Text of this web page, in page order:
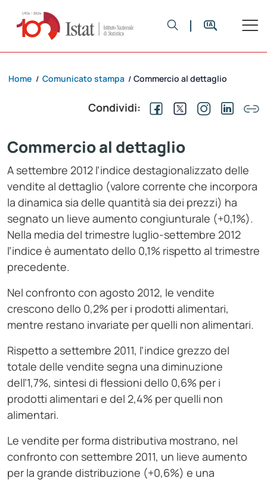
Home / Comunicato stampa / Commercio al dettaglio
Condividi:
Commercio al dettaglio
A settembre 2012 l’indice destagionalizzato delle
vendite al dettaglio (valore corrente che incorpora
la dinamica sia delle quantità sia dei prezzi) ha
segnato un lieve aumento congiunturale (+0,1%).
Nella media del trimestre luglio-settembre 2012
l’indice è aumentato dello 0,1% rispetto al trimestre
precedente.
Nel confronto con agosto 2012, le vendite
crescono dello 0,2% per i prodotti alimentari,
mentre restano invariate per quelli non alimentari.
Rispetto a settembre 2011, l’indice grezzo del
totale delle vendite segna una diminuzione
dell’1,7%, sintesi di flessioni dello 0,6% per i
prodotti alimentari e del 2,4% per quelli non
alimentari.
Le vendite per forma distributiva mostrano, nel
confronto con settembre 2011, un lieve aumento
per la grande distribuzione (+0,6%) e una